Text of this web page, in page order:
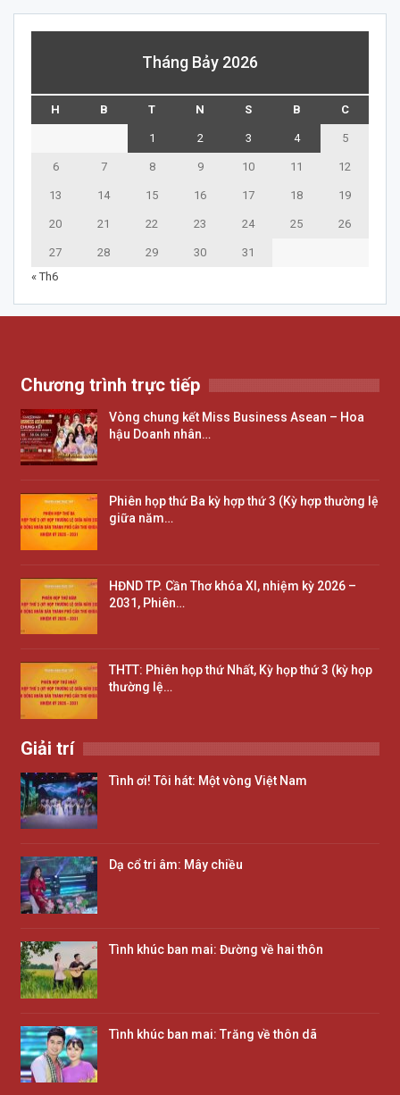
Tháng Bảy 2026
H B T N S B C
1 2 3 4 5
6 7 8 9 10 11 12
13 14 15 16 17 18 19
20 21 22 23 24 25 26
27 28 29 30
31
« Th6
Chương trình trực tiếp
Vòng chung kết Miss Business Asean – Hoa
hậu Doanh nhân…
Phiên họp thứ Ba kỳ hợp thứ 3 (Kỳ hợp thường lệ
giữa năm…
HĐND TP. Cần Thơ khóa XI, nhiệm kỳ 2026 –
2031, Phiên…
THTT: Phiên họp thứ Nhất, Kỳ họp thứ 3 (kỳ họp
thường lệ…
Giải trí
Tình ơi! Tôi hát: Một vòng Việt Nam
Dạ cổ tri âm: Mây chiều
Tình khúc ban mai: Đường về hai thôn
Tình khúc ban mai: Trăng về thôn dã